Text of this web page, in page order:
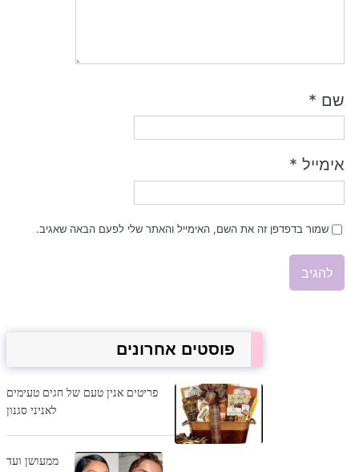
שם *
אימייל *
שמור בדפדפן זה את השם, האימייל והאתר שלי לפעם הבאה שאגיב.
פוסטים אחרונים
פריטים אנין טעם של חגים טעימים
לאניני סגנון
ממעושן ועד